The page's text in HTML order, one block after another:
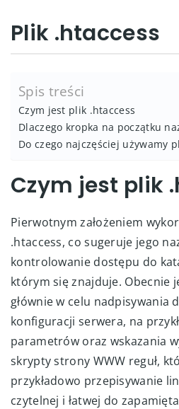
Plik .htaccess
Spis treści
Czym jest plik .htaccess
Dlaczego kropka na początku
Do czego najczęściej używamy
Czym jest plik
Pierwotnym założeniem
.htaccess, co sugeruje jego
kontrolowanie dostępu do
którym się znajduje. Obecnie
głównie w celu nadpisywania
konfiguracji serwera, na
parametrów oraz wskazania
skrypty strony WWW reguł,
przykładowo przepisywanie
czytelnej i łatwej do